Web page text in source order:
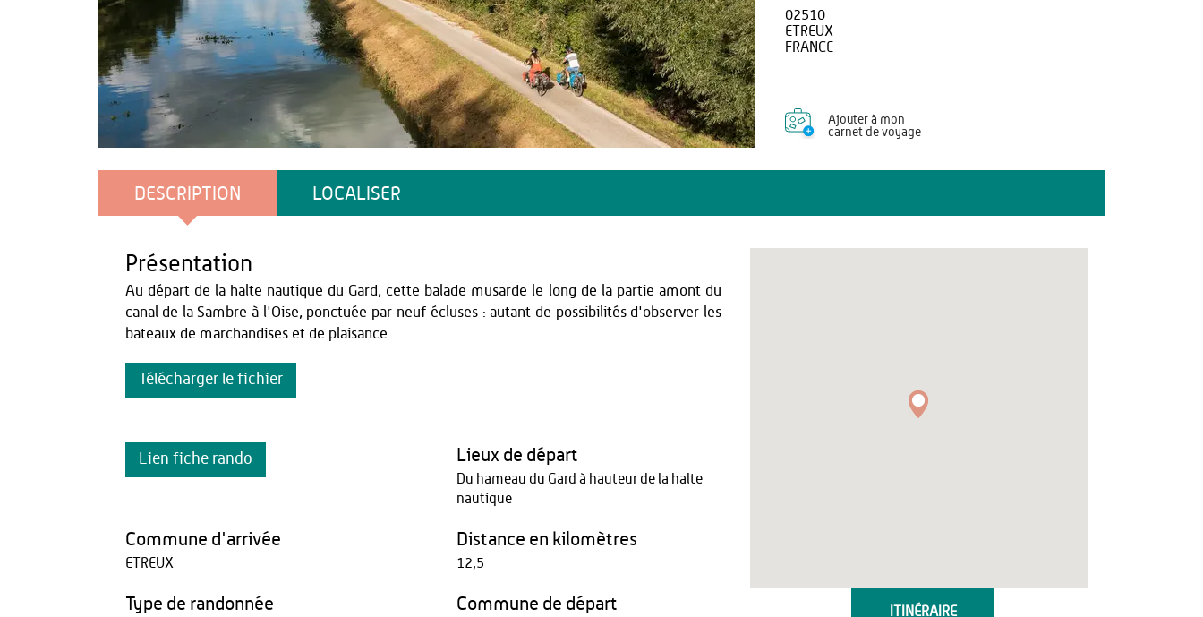
02510
ETREUX
FRANCE
Ajouter à mon
carnet de voyage
DESCRIPTION LOCALISER
ITINÉRAIRE
Présentation
Au départ de la halte nautique du Gard, cette balade musarde le long de la partie amont du
canal de la Sambre à l'Oise, ponctuée par neuf écluses : autant de possibilités d'observer les
bateaux de marchandises et de plaisance.
Télécharger le fichier
Lien fiche rando Lieux de départ
Du hameau du Gard à hauteur de la halte
nautique
Commune d'arrivée
ETREUX
Distance en kilomètres
12,5
Type de randonnée Commune de départ